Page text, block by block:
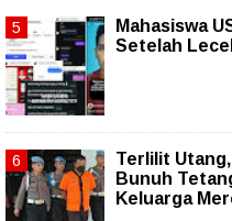
Mahasiswa
Setelah
Terlilit
Bunuh
Keluarga